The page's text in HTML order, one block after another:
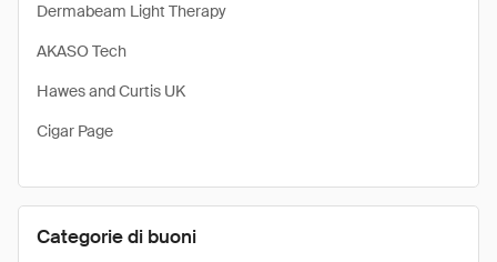
Dermabeam Light Therapy
AKASO Tech
Hawes and Curtis UK
Cigar Page
Categorie di buoni